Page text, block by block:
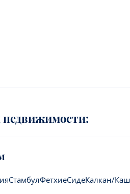
недвижимости:
СтамбулФетхиеСидеКалкан/Каш